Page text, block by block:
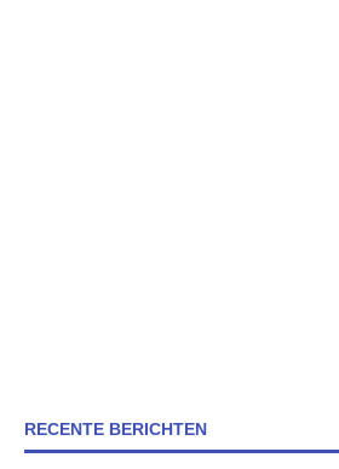
RECENTE BERICHTEN